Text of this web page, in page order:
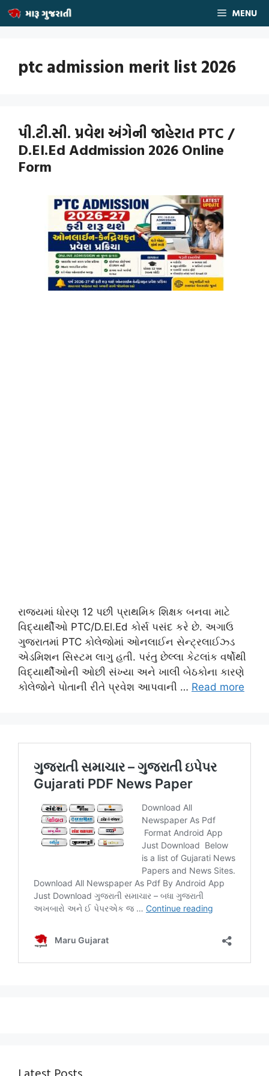
Skip
MENU
ptc admission merit list 2026
પી.ટી.સી. પ્રવેશ અંગેની જાહેરાત PTC /
D.El.Ed Addmission 2026 Online
Form
રાજ્યમાં ધોરણ 12 પછી પ્રાથમિક શિક્ષક બનવા માટે
વિદ્યાર્થીઓ PTC/D.El.Ed કોર્સ પસંદ કરે છે. અગાઉ
ગુજરાતમાં PTC કોલેજોમાં ઓનલાઈન સેન્ટ્રલાઈઝ્ડ
એડમિશન સિસ્ટમ લાગુ હતી. પરંતુ છેલ્લા કેટલાંક વર્ષોથી
વિદ્યાર્થીઓની ઓછી સંખ્યા અને ખાલી બેઠકોના કારણે
કોલેજોને પોતાની રીતે પ્રવેશ આપવાની … Read more
Latest Posts